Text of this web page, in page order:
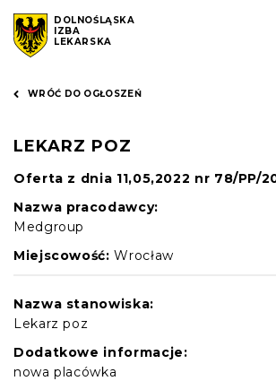
DOLNOŚLĄSKA
IZBA
LEKARSKA
WRÓĆ DO OGŁOSZEŃ
LEKARZ POZ
Oferta z dnia 11,05,2022 nr 78/PP/
Nazwa pracodawcy:
Medgroup
Miejscowość: Wrocław
Nazwa stanowiska:
Lekarz poz
Dodatkowe informacje:
nowa placówka